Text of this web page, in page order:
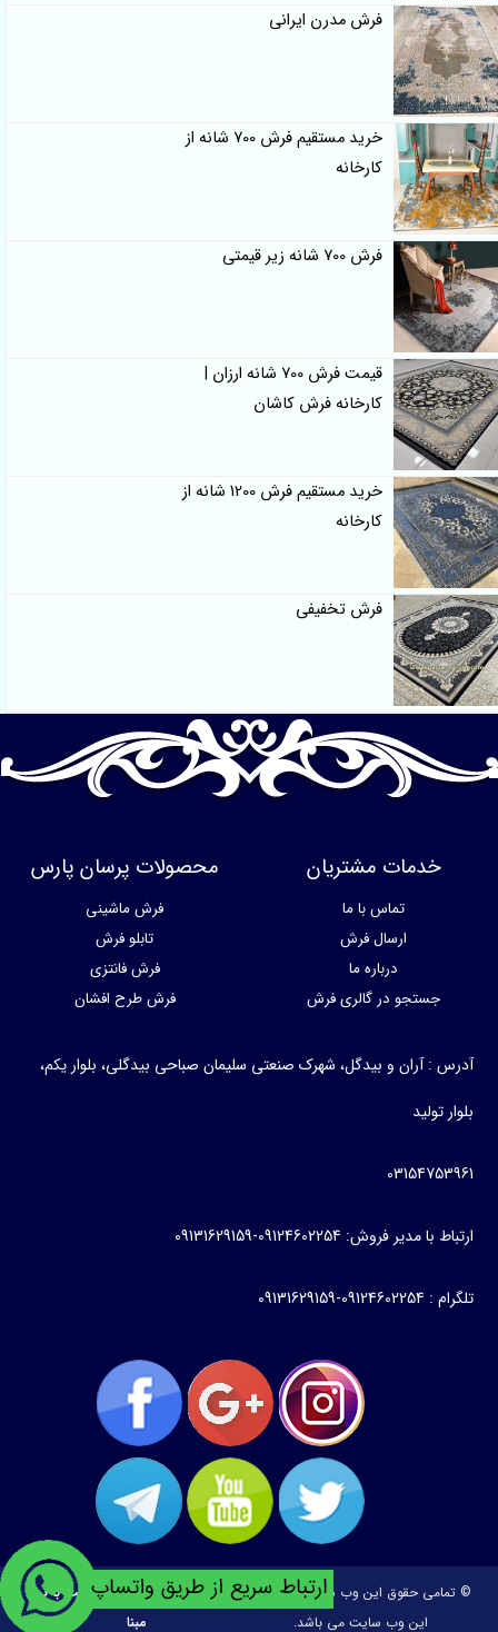
فرش مدرن ایرانی
خرید مستقیم فرش 700 شانه از
کارخانه
فرش 700 شانه زیر قیمتی
قیمت فرش 700 شانه ارزان |
کارخانه فرش کاشان
خرید مستقیم فرش 1200 شانه از
کارخانه
فرش تخفیفی
خدمات مشتریان
تماس با ما
ارسال فرش
درباره ما
جستجو در گالری فرش
محصولات پرسان پارس
فرش ماشینی
تابلو فرش
فرش فانتزی
فرش طرح افشان
آدرس : آران و بیدگل، شهرک صنعتی سلیمان صباحی بیدگلی، بلوار یکم،
بلوار تولید
03154753961
ارتباط با مدیر فروش: 09124602254-09131629159
تلگرام : 09124602254-09131629159
© تمامی حقوق این وب سایت متعلق به
این وب سایت می باشد.
طراحی و توسعه:ساخت وبسایت با تیم
مبنا